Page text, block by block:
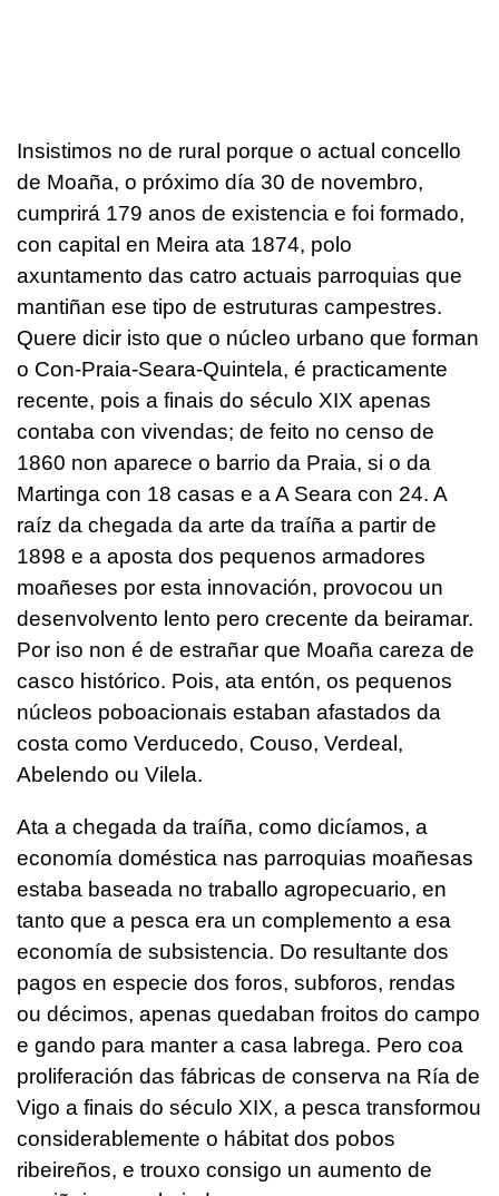
Insistimos no de rural porque o actual concello
de Moaña, o próximo día 30 de novembro,
cumprirá 179 anos de existencia e foi formado,
con capital en Meira ata 1874, polo
axuntamento das catro actuais parroquias que
mantiñan ese tipo de estruturas campestres.
Quere dicir isto que o núcleo urbano que forman
o Con-Praia-Seara-Quintela, é practicamente
recente, pois a finais do século XIX apenas
contaba con vivendas; de feito no censo de
1860 non aparece o barrio da Praia, si o da
Martinga con 18 casas e a A Seara con 24. A
raíz da chegada da arte da traíña a partir de
1898 e a aposta dos pequenos armadores
moañeses por esta innovación, provocou un
desenvolvento lento pero crecente da beiramar.
Por iso non é de estrañar que Moaña careza de
casco histórico. Pois, ata entón, os pequenos
núcleos poboacionais estaban afastados da
costa como Verducedo, Couso, Verdeal,
Abelendo ou Vilela.
Ata a chegada da traíña, como dicíamos, a
economía doméstica nas parroquias moañesas
estaba baseada no traballo agropecuario, en
tanto que a pesca era un complemento a esa
economía de subsistencia. Do resultante dos
pagos en especie dos foros, subforos, rendas
ou décimos, apenas quedaban froitos do campo
e gando para manter a casa labrega. Pero coa
proliferación das fábricas de conserva na Ría de
Vigo a finais do século XIX, a pesca transformou
considerablemente o hábitat dos pobos
ribeireños, e trouxo consigo un aumento de